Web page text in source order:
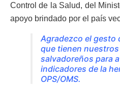
Control de la Salud, del
apoyo brindado por el país
Agradezco el gesto
que tienen
salvadoreños para
indicadores de la
OPS/OMS.